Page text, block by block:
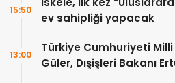
ev sahipliği yapacak
15:50
Türkiye Cumhuriyeti
Güler, Dışişleri Bakanı
13:00